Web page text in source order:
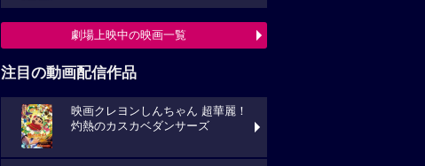
劇場上映中の映画一覧
注目の動画配信作品
映画クレヨンしんちゃん 超華麗！
灼熱のカスカベダンサーズ